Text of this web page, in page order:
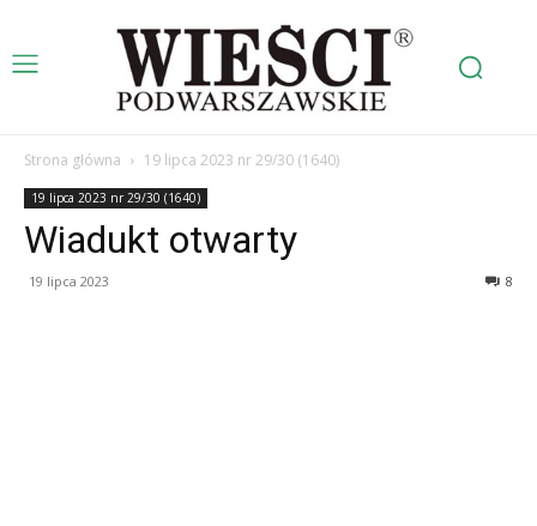
Strona główna 19 lipca 2023 nr 29/30 (1640)
19 lipca 2023 nr 29/30 (1640)
Wiadukt otwarty
19 lipca 2023 8